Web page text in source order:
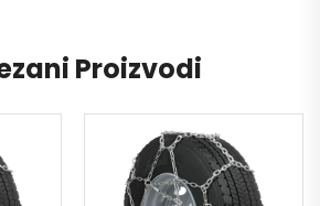
Proizvodi